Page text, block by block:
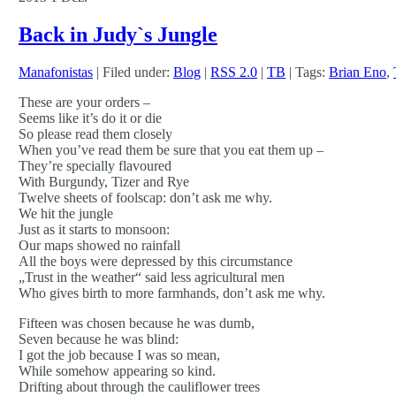
Back in Judy`s Jungle
Manafonistas | Filed under: Blog | RSS 2.0 | TB | Tags: Brian Eno,
These are your orders –
Seems like it’s do it or die
So please read them closely
When you’ve read them be sure that you eat them up –
They’re specially flavoured
With Burgundy, Tizer and Rye
Twelve sheets of foolscap: don’t ask me why.
We hit the jungle
Just as it starts to monsoon:
Our maps showed no rainfall
All the boys were depressed by this circumstance
„Trust in the weather“ said less agricultural men
Who gives birth to more farmhands, don’t ask me why.
Fifteen was chosen because he was dumb,
Seven because he was blind:
I got the job because I was so mean,
While somehow appearing so kind.
Drifting about through the cauliflower trees